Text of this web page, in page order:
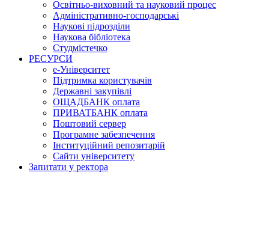
Освітньо-виховний та науковий процес
Адміністративно-господарські
Наукові підрозділи
Наукова бібліотека
Студмістечко
РЕСУРСИ
е-Університет
Підтримка користувачів
Державні закупівлі
ОЩАДБАНК оплата
ПРИВАТБАНК оплата
Поштовий сервер
Програмне забезпечення
Інституційний репозитарій
Сайти університету
Запитати у ректора